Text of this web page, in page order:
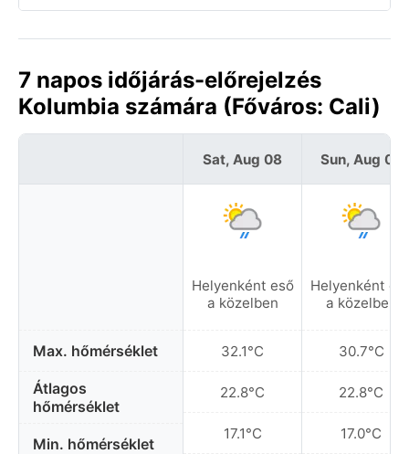
7 napos időjárás-előrejelzés
Kolumbia számára (Főváros: Cali)
Max. hőmérséklet
Átlagos
hőmérséklet
Min. hőmérséklet
Sat, Aug 08
Helyenként eső
a közelben
32.1°C
22.8°C
17.1°C
Sun, Aug 09
Helyenként
a közelben
30.7°C
22.8°C
17.0°C